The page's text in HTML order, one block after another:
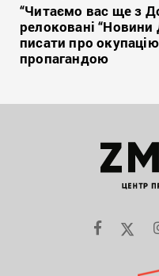
“Читаємо вас ще з
релоковані
писати про
пропагандою